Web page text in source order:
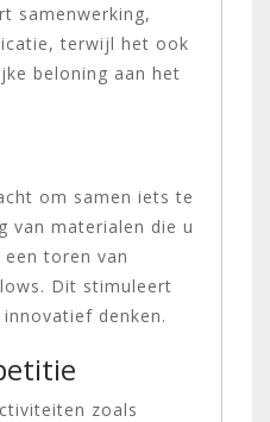
samenwerking,
terwijl het ook
beloning aan het
om samen iets te
van materialen die u
toren van
Dit stimuleert
denken.
zoals